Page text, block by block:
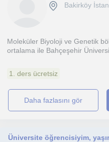
Bakirköy
Moleküler Biyoloji ve Genetik
ortalama ile Bahçeşehir
1. ders ücretsiz
daha fazlasını gör